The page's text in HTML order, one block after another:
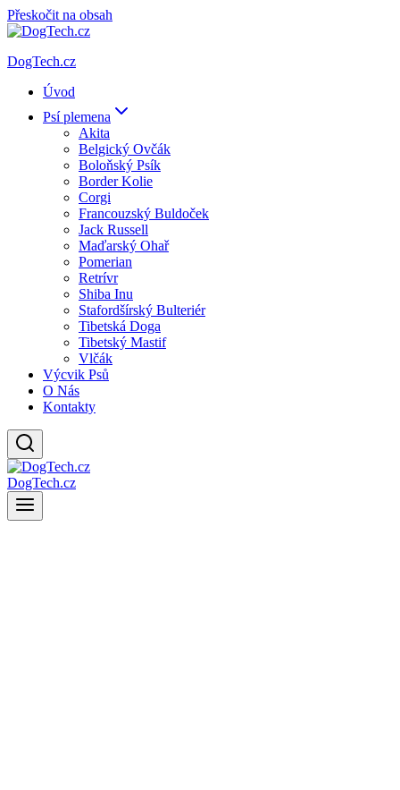
Přeskočit na obsah
DogTech.cz
Úvod
Psí plemena
Akita
Belgický Ovčák
Boloňský Psík
Border Kolie
Corgi
Francouzský Buldoček
Jack Russell
Maďarský Ohař
Pomerian
Retrívr
Shiba Inu
Stafordšírský Bulteriér
Tibetská Doga
Tibetský Mastif
Vlčák
Výcvik Psů
O Nás
Kontakty
DogTech.cz